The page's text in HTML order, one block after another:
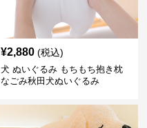
¥2,880 (税込)
犬 ぬいぐるみ もちもち抱き枕
なごみ秋田犬ぬいぐるみ